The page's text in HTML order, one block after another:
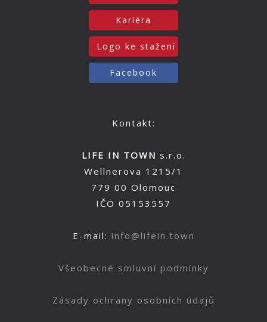
Kariéra
Logo ke stažení
Facebook
Kontakt:
LIFE IN TOWN s.r.o.
Wellnerova 1215/1
779 00 Olomouc
IČO 05153557
E-mail: info@lifein.town
Všeobecné smluvní podmínky
Zásady ochrany osobních údajů